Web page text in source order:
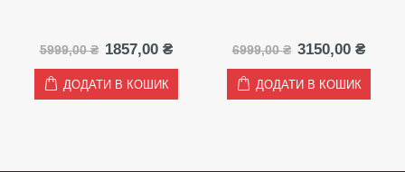
₴.
5999,00₴ Оригінальна
5999,00 ₴.
1857,00₴Поточна
1857,00 ₴.
ДОДАТИ В КОШИК
6999,00₴ Оригінальна
6999,00 ₴.
3150,00₴
ДОДАТИ В КОШИК